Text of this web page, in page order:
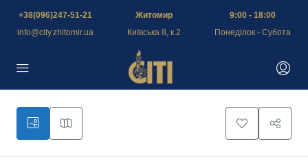
+38(096)247-51-21
info@city.zhitomir.ua
Житомир
Київська 8, к.2
9:00 - 18:00
Понеділок - Субота